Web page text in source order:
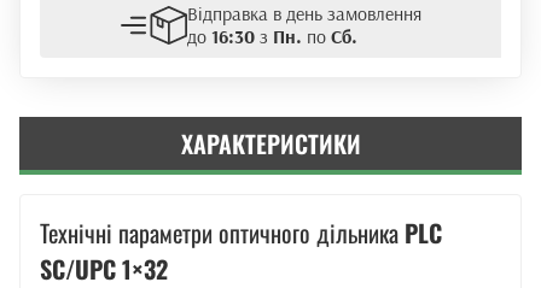
кількість
Відправка в день замовлення
до 16:30з Пн. по Сб.
ХАРАКТЕРИСТИКИ
Технічні параметри оптичного дільника PLC
SC/UPC 1×32